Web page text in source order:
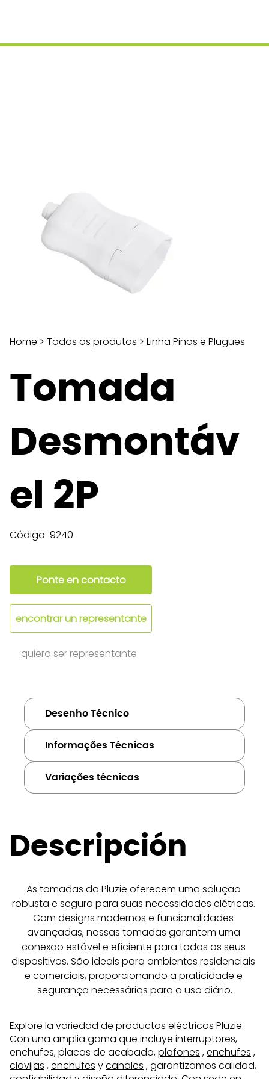
Home > Todos os produtos > Linha Pinos e Plugues
Tomada
Desmontáv
el 2P
Código 9240
Ponte en contacto
encontrar un representante
quiero ser representante
Desenho Técnico
Informações Técnicas
Variações técnicas
Descripción
As tomadas da Pluzie oferecem uma solução
robusta e segura para suas necessidades elétricas.
Com designs modernos e funcionalidades
avançadas, nossas tomadas garantem uma
conexão estável e eficiente para todos os seus
dispositivos. São ideais para ambientes residenciais
e comerciais, proporcionando a praticidade e
segurança necessárias para o uso diário.
Explore la variedad de productos eléctricos Pluzie.
Con una amplia gama que incluye interruptores,
enchufes, placas de acabado,plafones ,enchufes ,
clavijas ,enchufes ycanales , garantizamos calidad,